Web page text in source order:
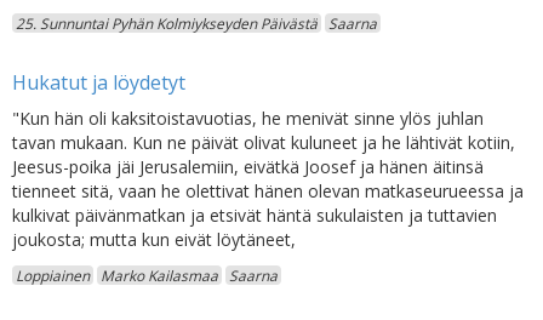
25. Sunnuntai Pyhän Kolmiykseyden Päivästä Saarna
Hukatut ja löydetyt
"Kun hän oli kaksitoistavuotias, he menivät sinne ylös juhlan
tavan mukaan. Kun ne päivät olivat kuluneet ja he lähtivät kotiin,
Jeesus-poika jäi Jerusalemiin, eivätkä Joosef ja hänen äitinsä
tienneet sitä, vaan he olettivat hänen olevan matkaseurueessa ja
kulkivat päivänmatkan ja etsivät häntä sukulaisten ja tuttavien
joukosta; mutta kun eivät löytäneet,
Loppiainen Marko Kailasmaa Saarna